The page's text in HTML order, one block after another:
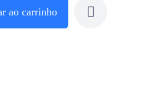
ao carrinho